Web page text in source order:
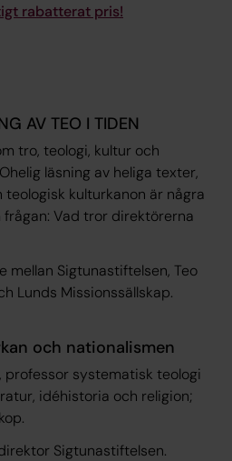
rabatterat pris!
AV TEO I TIDEN
tro, teologi, kultur och
läsning av heliga texter,
kulturkanon är några
frågan: Vad tror direktörerna
mellan Sigtunastiftelsen, Teo
Lunds Missionssällskap.
och nationalismen
, professor systematisk teologi
idéhistoria och religion;
Sigtunastiftelsen.